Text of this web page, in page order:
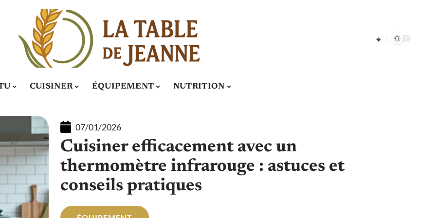
CUISINER ÉQUIPEMENT NUTRITION
07/01/2026
Cuisiner efficacement avec un
thermomètre infrarouge : astuces et
conseils pratiques